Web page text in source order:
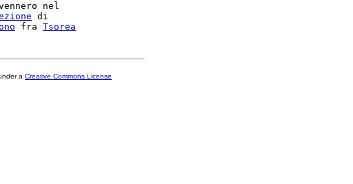
nel
di
fra Tsorea
a Creative Commons License